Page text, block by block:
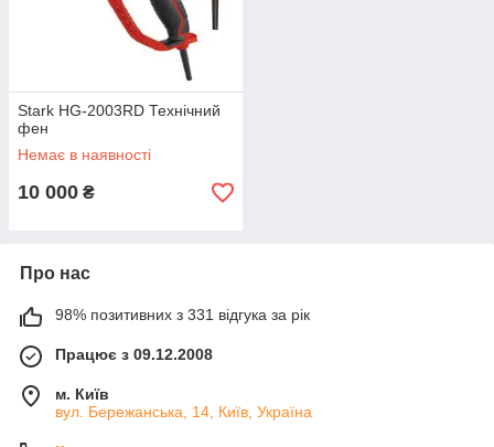
Stark HG-2003RD Технічний
фен
Немає в наявності
10 000 ₴
Про нас
98% позитивних з 331 відгука за рік
Працює з 09.12.2008
м. Київ
вул. Бережанська, 14, Київ, Україна